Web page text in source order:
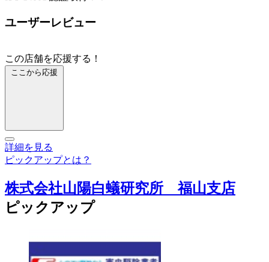
ユーザーレビュー
この店舗を応援する！
ここから応援
詳細を見る
ピックアップとは？
株式会社山陽白蟻研究所 福山支店
ピックアップ